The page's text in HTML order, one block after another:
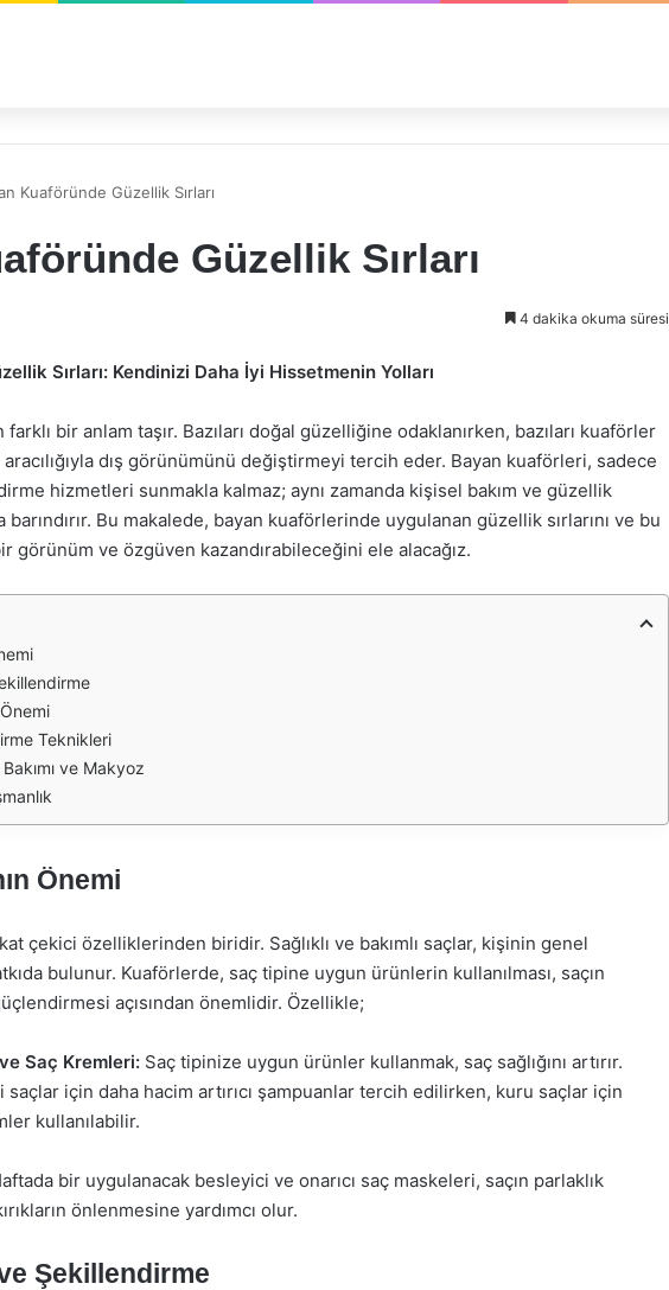
Kuaföründe Güzellik Sırları
Güzellik Sırları
4 dakika okuma süresi
Sırları: Kendinizi Daha İyi Hissetmenin Yolları
bir anlam taşır. Bazıları doğal güzelliğine odaklanırken, bazıları kuaförler
dış görünümünü değiştirmeyi tercih eder. Bayan kuaförleri, sadece
hizmetleri sunmakla kalmaz; aynı zamanda kişisel bakım ve güzellik
barındırır. Bu makalede, bayan kuaförlerinde uygulanan güzellik sırlarını ve bu
görünüm ve özgüven kazandırabileceğini ele alacağız.
Teknikleri
ve Makyoz
Önemi
çekici özelliklerinden biridir. Sağlıklı ve bakımlı saçlar, kişinin genel
bulunur. Kuaförlerde, saç tipine uygun ürünlerin kullanılması, saçın
açısından önemlidir. Özellikle;
Saç Kremleri: Saç tipinize uygun ürünler kullanmak, saç sağlığını artırır.
için daha hacim artırıcı şampuanlar tercih edilirken, kuru saçlar için
kullanılabilir.
bir uygulanacak besleyici ve onarıcı saç maskeleri, saçın parlaklık
önlenmesine yardımcı olur.
Şekillendirme